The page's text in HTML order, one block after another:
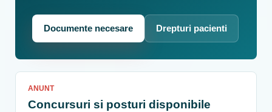
Documente necesare Drepturi pacienti
ANUNT
Concursuri si posturi disponibile